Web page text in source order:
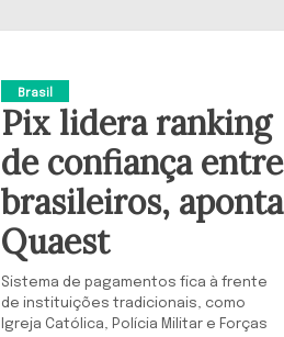
Brasil
Pix lidera ranking
de confiança entre
brasileiros, aponta
Quaest
Sistema de pagamentos fica à frente
de instituições tradicionais, como
Igreja Católica, Polícia Militar e Forças